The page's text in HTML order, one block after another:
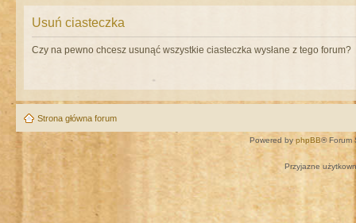
Usuń ciasteczka
Czy na pewno chcesz usunąć wszystkie ciasteczka wysłane z tego forum?
Strona główna forum
Powered by phpBB® Forum
Przyjazne